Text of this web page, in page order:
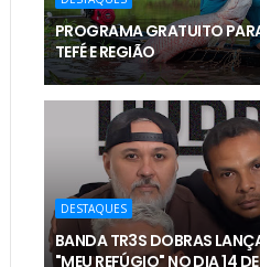
PROGRAMA GRATUITO
TEFÉ E REGIÃO
DESTAQUES
BANDA TR3S DOBRAS
"MEU REFÚGIO" NO DIA 14